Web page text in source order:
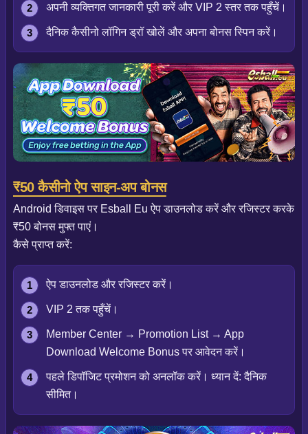
अपनी व्यक्तिगत जानकारी पूरी करें और VIP 2 स्तर तक पहुँचें।
दैनिक कैसीनो लॉगिन ड्रॉ खोलें और अपना बोनस स्पिन करें।
₹50 कैसीनो ऐप साइन-अप बोनस
Android डिवाइस पर Esball Eu ऐप डाउनलोड करें और रजिस्टर करके
₹50 बोनस मुफ्त पाएं।
कैसे प्राप्त करें:
ऐप डाउनलोड और रजिस्टर करें।
VIP 2 तक पहुँचें।
Member Center → Promotion List → App
Download Welcome Bonus पर आवेदन करें।
पहले डिपॉजिट प्रमोशन को अनलॉक करें। ध्यान दें: दैनिक
सीमित।